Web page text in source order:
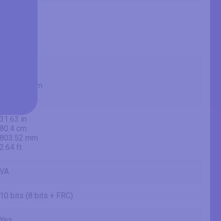
1428.48 mm
31.63 in
80.4 cm
803.52 mm
2.64 ft
VA
10 bits (8 bits + FRC)